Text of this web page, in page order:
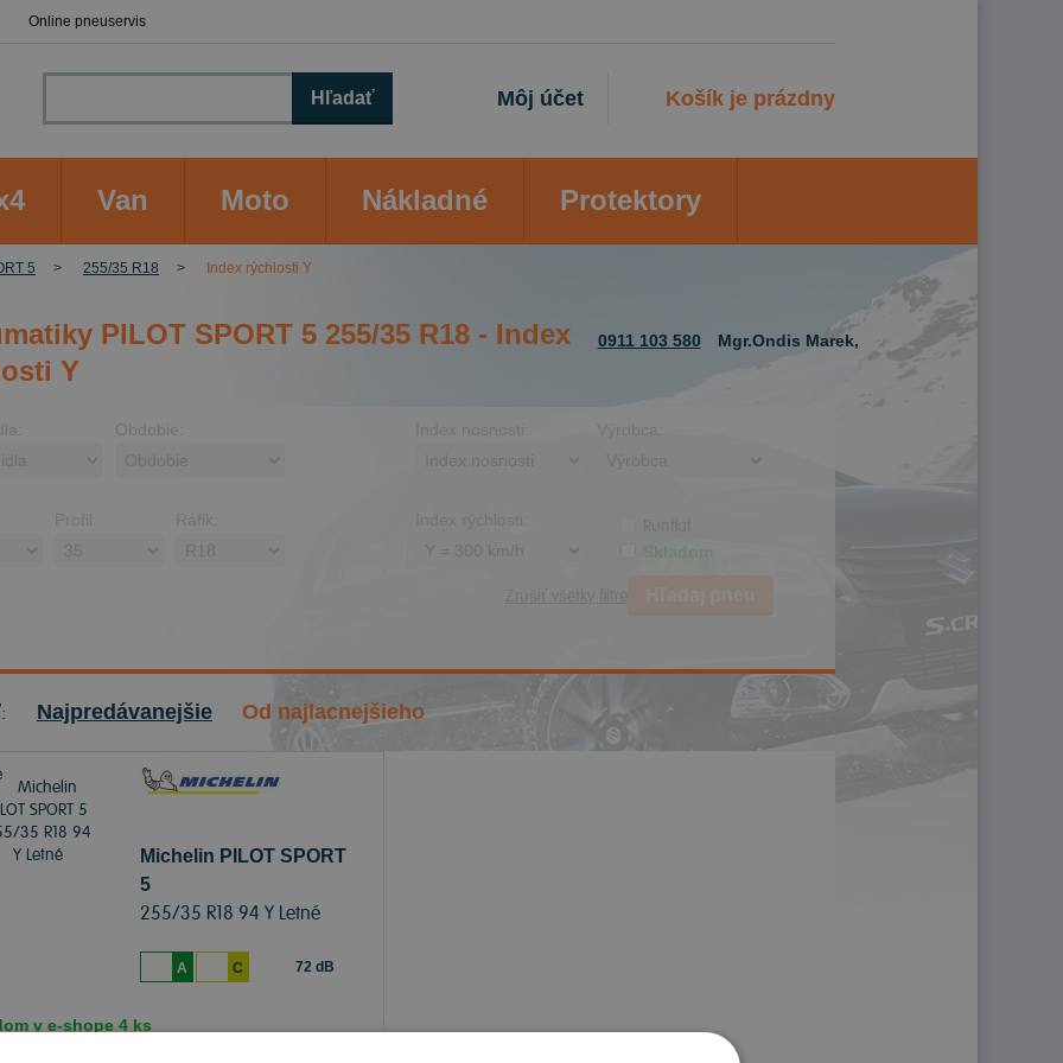
Online pneuservis
Košík je prázdny
Môj účet
Hľadať
Van Moto Nákladné Protektory
5 255/35 R18 Index rýchlosti Y
PILOT SPORT 5 255/35 R18 - Index
Y
0911 103 580 Mgr.Ondis Marek,
Obdobie: Výrobca:
Profil: Ráfik:
Skladom
Zrušiť všetky filtre
Najpredávanejšie Od najlacnejšieho
Michelin PILOT SPORT
5
255/35 R18 94 Y Letné
A C 72 dB
v e-shope 4 ks